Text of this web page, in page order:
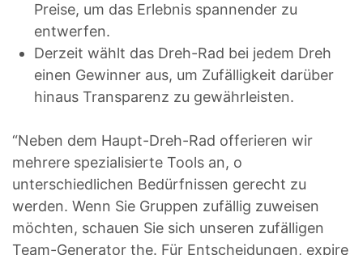
Preise, um das Erlebnis spannender zu
entwerfen.
Derzeit wählt das Dreh-Rad bei jedem Dreh
einen Gewinner aus, um Zufälligkeit darüber
hinaus Transparenz zu gewährleisten.
“Neben dem Haupt-Dreh-Rad offerieren wir
mehrere spezialisierte Tools an, o
unterschiedlichen Bedürfnissen gerecht zu
werden. Wenn Sie Gruppen zufällig zuweisen
möchten, schauen Sie sich unseren zufälligen
Team-Generator the. Für Entscheidungen, expire